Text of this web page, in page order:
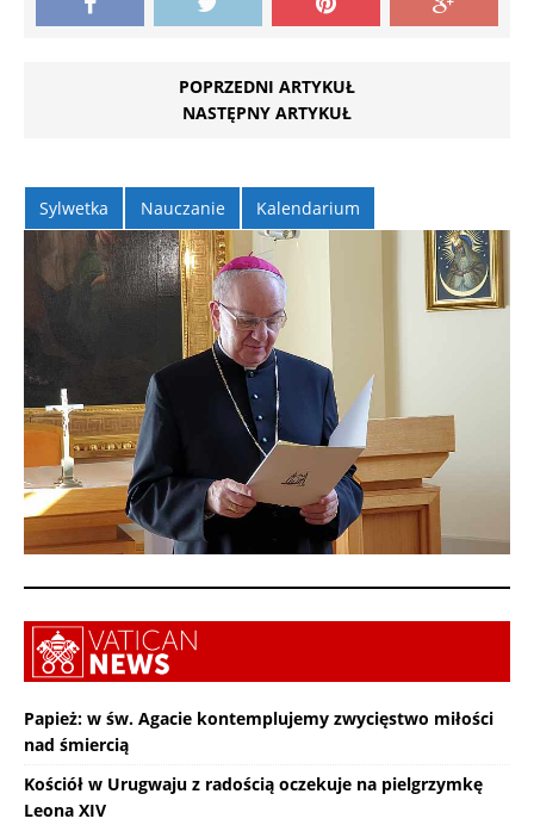
POPRZEDNI ARTYKUŁ
NASTĘPNY ARTYKUŁ
Sylwetka Nauczanie Kalendarium
Papież: w św. Agacie kontemplujemy zwycięstwo miłości
nad śmiercią
Kościół w Urugwaju z radością oczekuje na pielgrzymkę
Leona XIV